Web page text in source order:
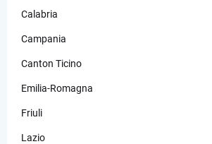
Calabria
Campania
Canton Ticino
Emilia-Romagna
Friuli
Lazio